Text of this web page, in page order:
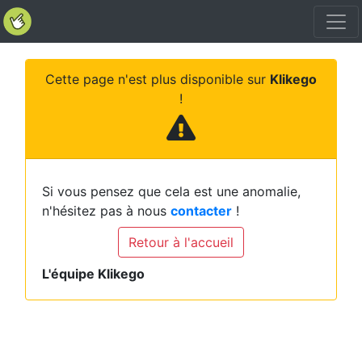
Cette page n'est plus disponible sur Klikego
!
Si vous pensez que cela est une anomalie,
n'hésitez pas à nous contacter !
Retour à l'accueil
L'équipe Klikego